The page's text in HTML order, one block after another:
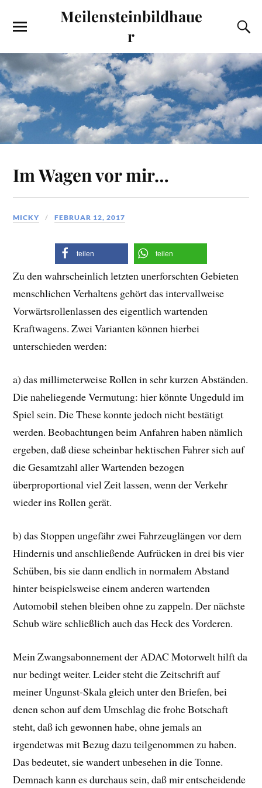
Meilensteinbildhaue
r
Im Wagen vor mir…
MICKY FEBRUAR 12, 2017
teilen teilen
Zu den wahrscheinlich letzten unerforschten Gebieten
menschlichen Verhaltens gehört das intervallweise
Vorwärtsrollenlassen des eigentlich wartenden
Kraftwagens. Zwei Varianten können hierbei
unterschieden werden:
a) das millimeterweise Rollen in sehr kurzen Abständen.
Die naheliegende Vermutung: hier könnte Ungeduld im
Spiel sein. Die These konnte jedoch nicht bestätigt
werden. Beobachtungen beim Anfahren haben nämlich
ergeben, daß diese scheinbar hektischen Fahrer sich auf
die Gesamtzahl aller Wartenden bezogen
überproportional viel Zeit lassen, wenn der Verkehr
wieder ins Rollen gerät.
b) das Stoppen ungefähr zwei Fahrzeuglängen vor dem
Hindernis und anschließende Aufrücken in drei bis vier
Schüben, bis sie dann endlich in normalem Abstand
hinter beispielsweise einem anderen wartenden
Automobil stehen bleiben ohne zu zappeln. Der nächste
Schub wäre schließlich auch das Heck des Vorderen.
Mein Zwangsabonnement der ADAC Motorwelt hilft da
nur bedingt weiter. Leider steht die Zeitschrift auf
meiner Ungunst-Skala gleich unter den Briefen, bei
denen schon auf dem Umschlag die frohe Botschaft
steht, daß ich gewonnen habe, ohne jemals an
irgendetwas mit Bezug dazu teilgenommen zu haben.
Das bedeutet, sie wandert unbesehen in die Tonne.
Demnach kann es durchaus sein, daß mir entscheidende